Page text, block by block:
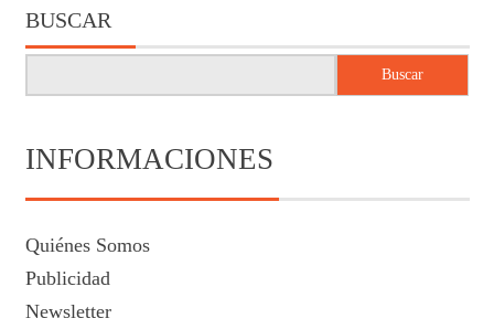
BUSCAR
Buscar
INFORMACIONES
Quiénes Somos
Publicidad
Newsletter